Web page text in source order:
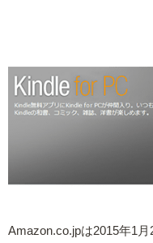
Amazon.co.jpは2015年1